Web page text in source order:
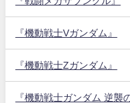
『機動戦士Vガンダム』
『機動戦士Zガンダム』
『機動戦士ガンダム 逆襲